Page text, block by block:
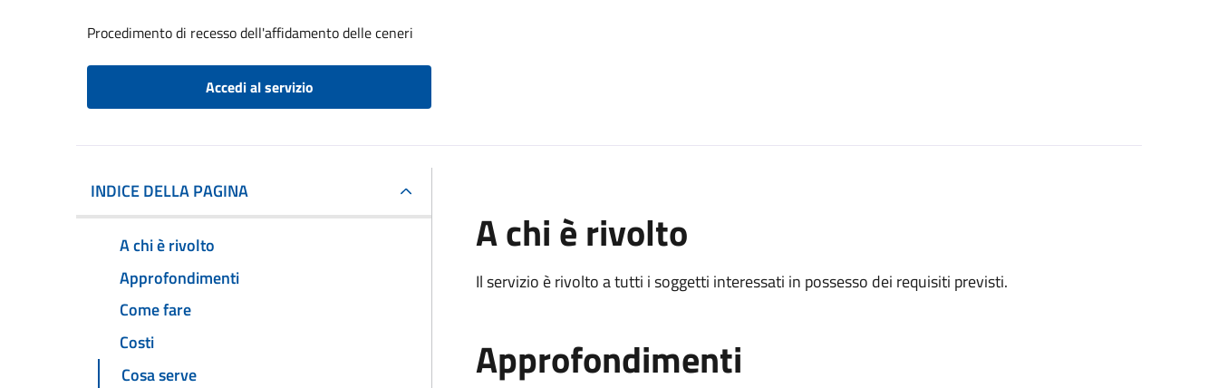
Procedimento di recesso dell'affidamento delle ceneri
Accedi al servizio
INDICE DELLA PAGINA
A chi è rivolto
Approfondimenti
Come fare
Costi
Cosa serve
A chi è rivolto
Il servizio è rivolto a tutti i soggetti interessati in possesso dei requisiti previsti.
Approfondimenti